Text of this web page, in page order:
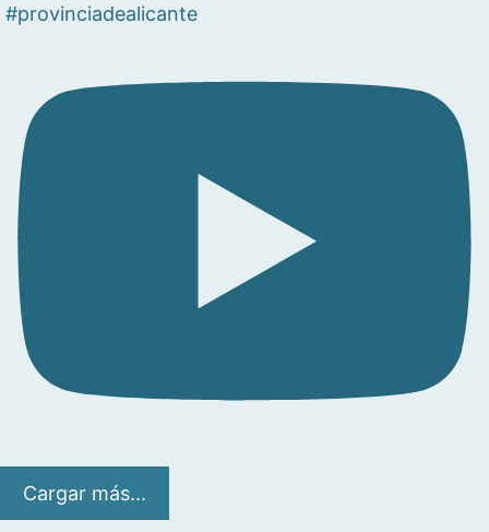
#provinciadealicante
Cargar más...